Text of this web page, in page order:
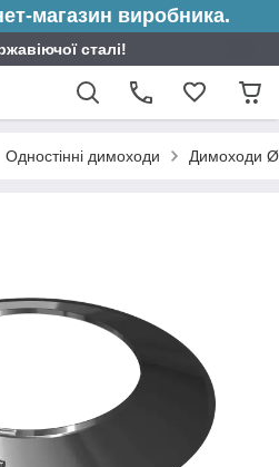
магазин виробника.
сталі!
Одностінні димоходи Димоходи